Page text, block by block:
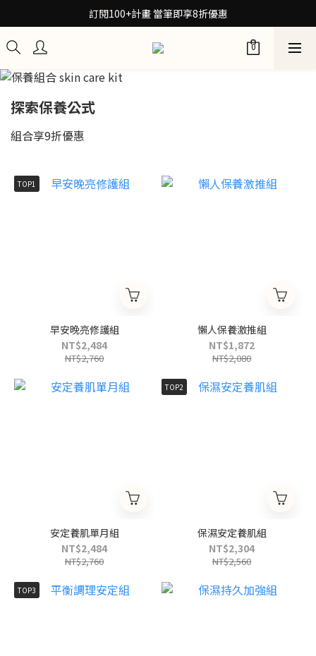
30秒檢測膚質！再拿保養配方箋7折券
訂閱100+計畫 當筆即享8折優惠
30秒檢測膚質！再拿保養配方箋7折券
探索保養公式
組合享9折優惠
TOP1
早安晚亮修護組
NT$2,484
NT$2,760
懶人保養激推組
NT$1,872
NT$2,080
安定養肌單月組
NT$2,484
NT$2,760
TOP2
保濕安定養肌組
NT$2,304
NT$2,560
TOP3